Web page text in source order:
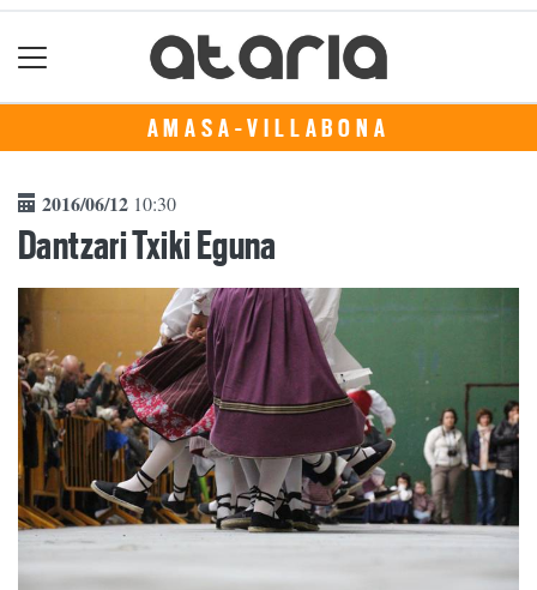
AMASA-VILLABONA
2016/06/12 10:30
Dantzari Txiki Eguna